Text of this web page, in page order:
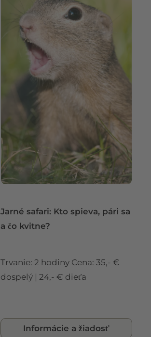
Jarné safari: Kto spieva, pári sa
a čo kvitne?
Trvanie: 2 hodiny Cena: 35,- €
dospelý | 24,- € dieťa
Informácie a žiadosť